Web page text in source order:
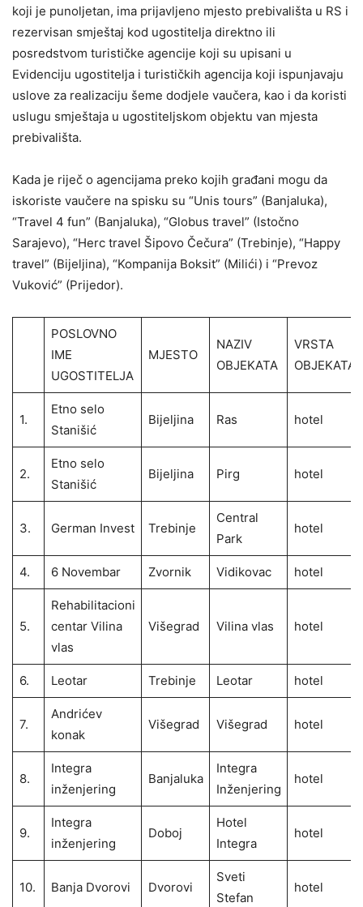
koji je punoljetan, ima prijavljeno mjesto prebivališta u RS i
rezervisan smještaj kod ugostitelja direktno ili
posredstvom turističke agencije koji su upisani u
Evidenciju ugostitelja i turističkih agencija koji ispunjavaju
uslove za realizaciju šeme dodjele vaučera, kao i da koristi
uslugu smještaja u ugostiteljskom objektu van mjesta
prebivališta.
Kada je riječ o agencijama preko kojih građani mogu da
iskoriste vaučere na spisku su “Unis tours” (Banjaluka),
“Travel 4 fun” (Banjaluka), “Globus travel” (Istočno
Sarajevo), “Herc travel Šipovo Čečura” (Trebinje), “Happy
travel” (Bijeljina), “Kompanija Boksit” (Milići) i “Prevoz
Vuković” (Prijedor).
POSLOVNO
IME
UGOSTITELJA
MJESTO
NAZIV
OBJEKATA
VRSTA
OBJEKATA
1.
Etno selo
Stanišić
Bijeljina Ras hotel
2.
Etno selo
Stanišić
Bijeljina Pirg hotel
3. German Invest Trebinje
Central
Park
hotel
4. 6 Novembar Zvornik Vidikovac hotel
5.
Rehabilitacioni
centar Vilina
vlas
Višegrad Vilina vlas hotel
6. Leotar Trebinje Leotar hotel
7.
Andrićev
konak
Višegrad Višegrad hotel
8.
Integra
inženjering
Banjaluka
Integra
Inženjering
hotel
9.
Integra
inženjering
Doboj
Hotel
Integra
hotel
10. Banja Dvorovi Dvorovi
Sveti
Stefan
hotel